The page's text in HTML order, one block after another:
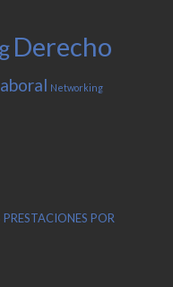
Derecho
Networking
POR